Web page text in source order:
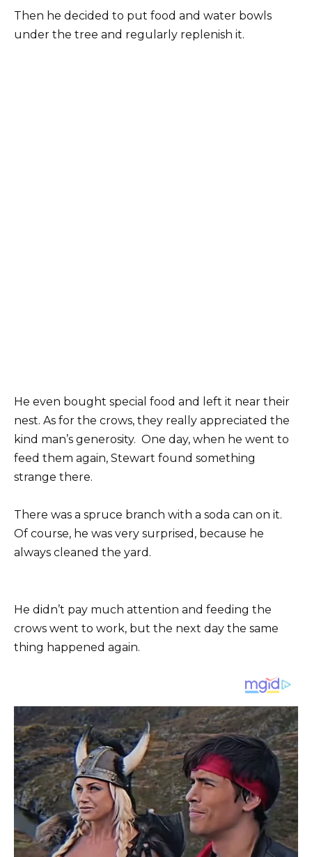
Then he decided to put food and water bowls
under the tree and regularly replenish it.
He even bought special food and left it near their
nest. As for the crows, they really appreciated the
kind man’s generosity. One day, when he went to
feed them again, Stewart found something
strange there.
There was a spruce branch with a soda can on it.
Of course, he was very surprised, because he
always cleaned the yard.
He didn’t pay much attention and feeding the
crows went to work, but the next day the same
thing happened again.